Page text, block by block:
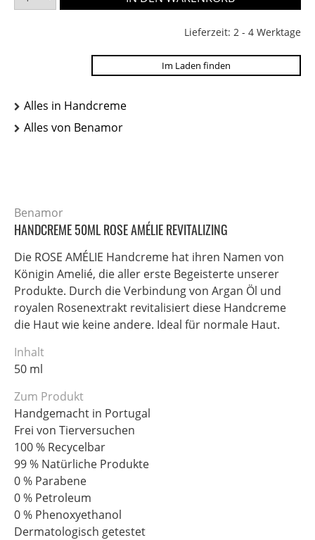
Lieferzeit: 2 - 4 Werktage
Im Laden finden
Alles in Handcreme
Alles von Benamor
Benamor
HANDCREME 50ML ROSE AMÉLIE REVITALIZING
Die ROSE AMÉLIE Handcreme hat ihren Namen von
Königin Amelié, die aller erste Begeisterte unserer
Produkte. Durch die Verbindung von Argan Öl und
royalen Rosenextrakt revitalisiert diese Handcreme
die Haut wie keine andere. Ideal für normale Haut.
Inhalt
50 ml
Zum Produkt
Handgemacht in Portugal
Frei von Tierversuchen
100 % Recycelbar
99 % Natürliche Produkte
0 % Parabene
0 % Petroleum
0 % Phenoxyethanol
Dermatologisch getestet